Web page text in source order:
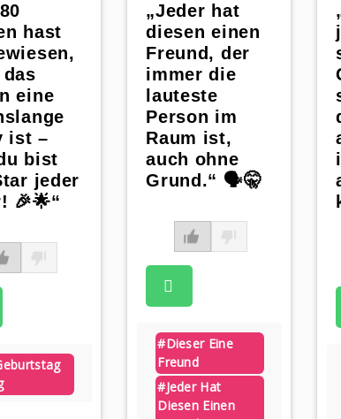
hast
eine
ist –
bist
jeder
🎉🌟“
„Jeder hat
diesen einen
Freund, der
immer die
lauteste
Person im
Raum ist,
auch ohne
Grund.“ 🗣️🤫
#dieser Eine
Freund
#jeder Hat
Diesen Einen